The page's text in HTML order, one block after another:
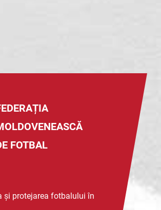
FOTBAL
și protejarea fotbalului în